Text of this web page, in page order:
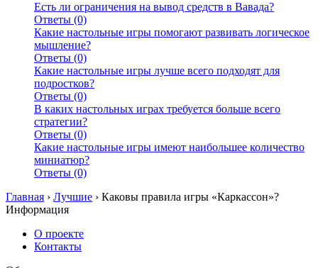
Есть ли ограничения на вывод средств в Вавада?
Ответы (0)
Какие настольные игры помогают развивать логическое
мышление?
Ответы (0)
Какие настольные игры лучше всего подходят для
подростков?
Ответы (0)
В каких настольных играх требуется больше всего
стратегии?
Ответы (0)
Какие настольные игры имеют наибольшее количество
миниатюр?
Ответы (0)
Главная › Лучшие › Каковы правила игры «Каркассон»?
Информация
О проекте
Контакты